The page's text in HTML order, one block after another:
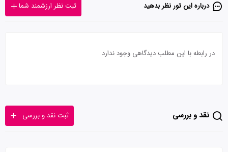
درباره این تور‌ نظر بدهید ثبت نظر ارزشمند شما
در رابطه با این مطلب دیدگاهی وجود ندارد
نقد و بررسی ثبت نقد و بررسی